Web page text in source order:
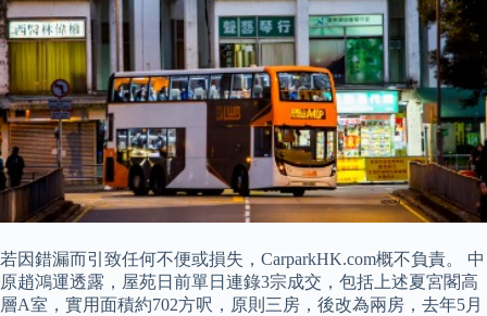
若因錯漏而引致任何不便或損失，CarparkHK.com概不負責。 中
原趙鴻運透露，屋苑日前單日連錄3宗成交，包括上述夏宮閣高
層A室，實用面積約702方呎，原則三房，後改為兩房，去年5月